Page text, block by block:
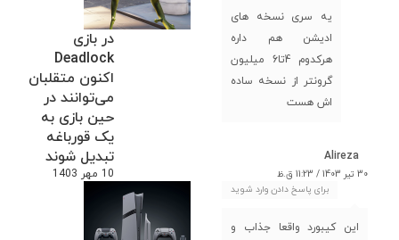
در بازی
Deadlock
اکنون متقلبان
می‌توانند در
حین بازی به
یک قورباغه
تبدیل شوند
10 مهر 1403
یه سری نسخه های
ادیشن هم داره
هرکدوم 4تا6 میلیون
گرونتر از نسخه ساده
اش هست
Alireza
30 تیر 1403 / 11:23 ق.ظ
برای پاسخ دادن وارد شوید
این کیبورد واقعا جذاب و